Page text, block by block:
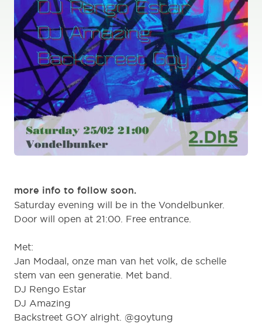
more info to follow soon.
Saturday evening will be in the Vondelbunker.
Door will open at 21:00. Free entrance.
Met:
Jan Modaal, onze man van het volk, de schelle
stem van een generatie. Met band.
DJ Rengo Estar
DJ Amazing
Backstreet GOY alright. @goytung